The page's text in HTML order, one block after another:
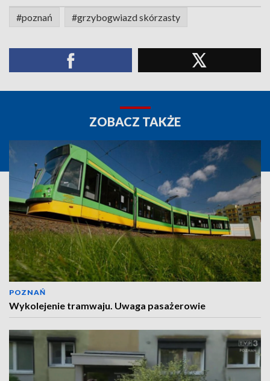
#poznań #grzybogwiazd skórzasty
ZOBACZ TAKŻE
POZNAŃ
Wykolejenie tramwaju. Uwaga pasażerowie